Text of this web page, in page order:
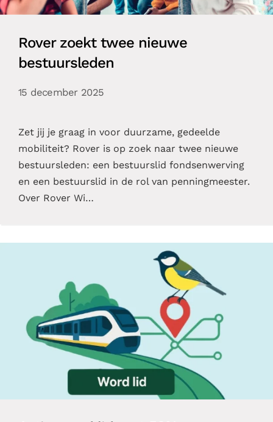
Rover zoekt twee nieuwe
bestuursleden
15 december 2025
Zet jij je graag in voor duurzame, gedeelde
mobiliteit? Rover is op zoek naar twee nieuwe
bestuursleden: een bestuurslid fondsenwerving
en een bestuurslid in de rol van penningmeester.
Over Rover Wi…